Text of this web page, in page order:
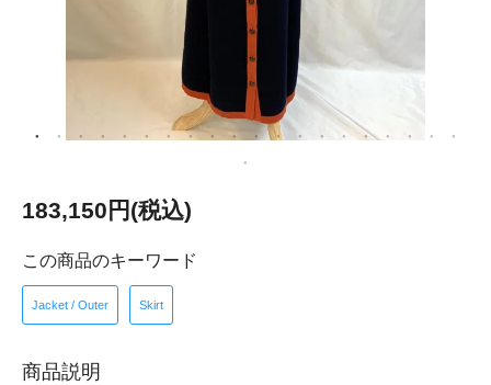
183,150円(税込)
この商品のキーワード
Jacket / Outer Skirt
商品説明